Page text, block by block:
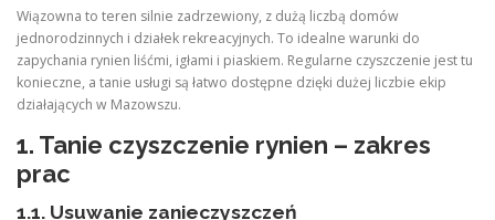
Wiązowna to teren silnie zadrzewiony, z dużą liczbą domów
jednorodzinnych i działek rekreacyjnych. To idealne warunki do
zapychania rynien liśćmi, igłami i piaskiem. Regularne czyszczenie jest tu
konieczne, a tanie usługi są łatwo dostępne dzięki dużej liczbie ekip
działających w Mazowszu.
1. Tanie czyszczenie rynien – zakres
prac
1.1. Usuwanie zanieczyszczeń